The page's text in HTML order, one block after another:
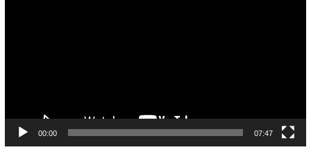
00:00 07:47